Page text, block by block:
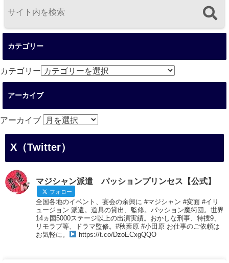
カテゴリー
カテゴリー
アーカイブ
アーカイブ
X（Twitter）
マジシャン派遣 パッションプリンセス【公式】
フォロー
全国各地のイベント、宴会の余興に #マジシャン #変面 #イリ
ュージョン 派遣。道具の貸出、監修。パッション魔術団。世界
14ヵ国5000ステージ以上の出演実績。おかしな刑事、特捜9、
リモラブ等、ドラマ監修。#秋葉原 #小田原 お仕事のご依頼は
お気軽に。
https://t.co/DzoECxgQQO